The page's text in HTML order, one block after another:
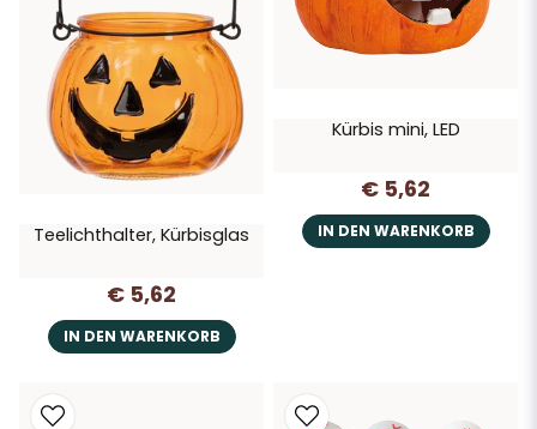
Teelichthalter, Kürbisglas
€ 5,62
IN DEN WARENKORB
Kürbis mini, LED
€ 5,62
IN DEN WARENKORB